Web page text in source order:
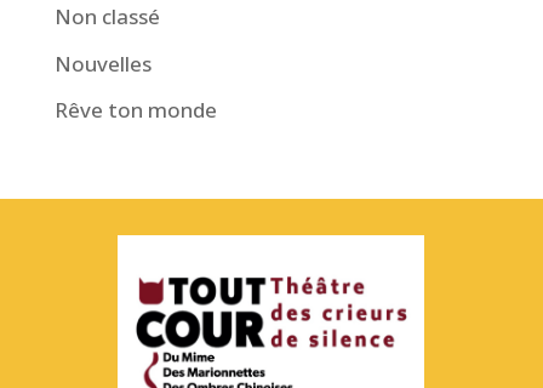
Non classé
Nouvelles
Rêve ton monde